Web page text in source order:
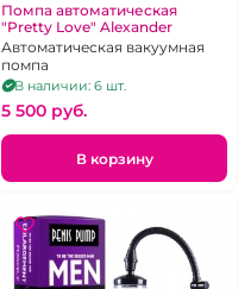
Помпа автоматическая
"Pretty Love" Alexander
Автоматическая вакуумная
помпа
В наличии: 6 шт.
5 500 pуб.
В корзину